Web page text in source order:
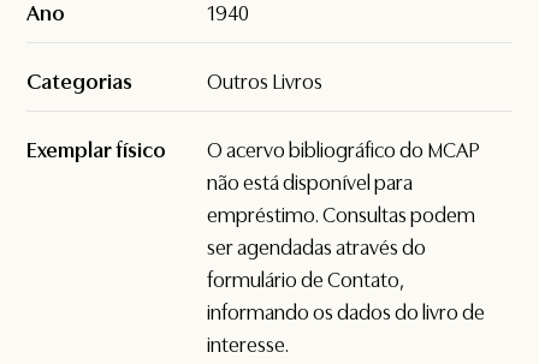
Ano 1940
Categorias Outros Livros
Exemplar físico
O acervo bibliográfico do MCAP
não está disponível para
empréstimo. Consultas podem
ser agendadas através do
formulário deContato,
informando os dados do livro de
interesse.